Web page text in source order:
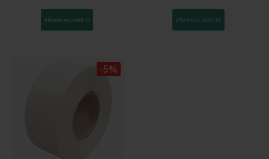
AÑADIR AL CARRITO AÑADIR AL CARRITO
-5%